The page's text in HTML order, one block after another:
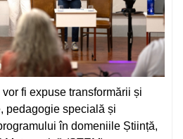
fi expuse transformării și
pedagogie specială și
în domeniile Știință,